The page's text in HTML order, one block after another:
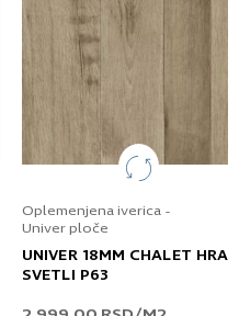
Oplemenjena iverica -
Univer ploče
UNIVER 18MM CHALET
SVETLI P63